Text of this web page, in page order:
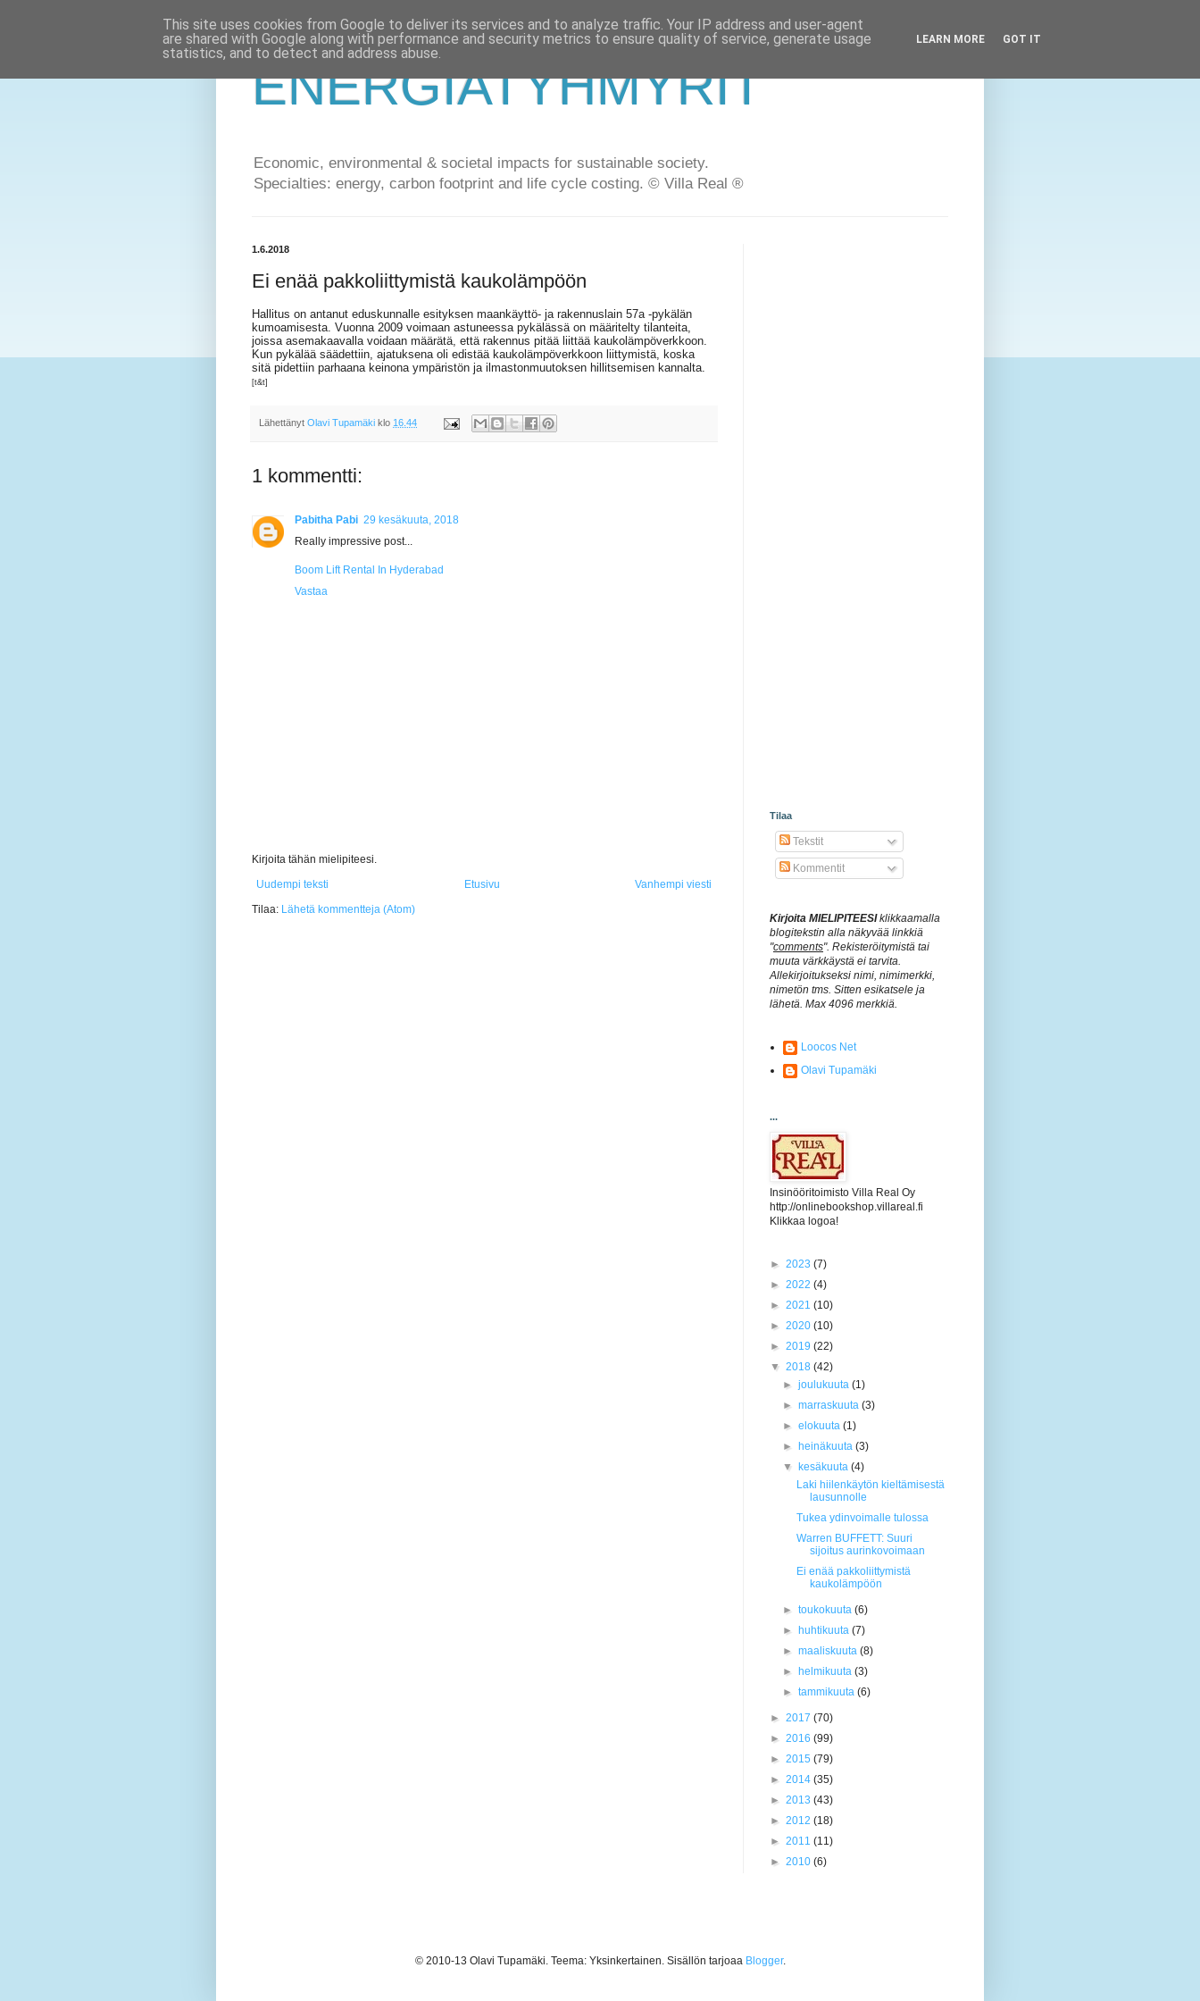
ENERGIATYHMYRIT
Economic, environmental & societal impacts for sustainable society.
Specialties: energy, carbon footprint and life cycle costing. © Villa Real ®
1.6.2018
Ei enää pakkoliittymistä kaukolämpöön
Hallitus on antanut eduskunnalle esityksen maankäyttö- ja rakennuslain 57a -pykälän
kumoamisesta. Vuonna 2009 voimaan astuneessa pykälässä on määritelty tilanteita,
joissa asemakaavalla voidaan määrätä, että rakennus pitää liittää kaukolämpöverkkoon.
Kun pykälää säädettiin, ajatuksena oli edistää kaukolämpöverkkoon liittymistä, koska
sitä pidettiin parhaana keinona ympäristön ja ilmastonmuutoksen hillitsemisen kannalta.
[t&t]
Lähettänyt Olavi Tupamäki klo 16.44
1 kommentti:
Pabitha Pabi 29 kesäkuuta, 2018
Really impressive post...
Boom Lift Rental In Hyderabad
Vastaa
Kirjoita tähän mielipiteesi.
Uudempi teksti
Vanhempi viesti
Etusivu
Tilaa: Lähetä kommentteja (Atom)
Tilaa
Tekstit
Kommentit
Kirjoita MIELIPITEESIklikkaamalla
blogitekstin alla näkyvää linkkiä
"comments". Rekisteröitymistä tai
muuta värkkäystä ei tarvita.
Allekirjoitukseksi nimi, nimimerkki,
nimetön tms. Sitten esikatsele ja
lähetä. Max 4096 merkkiä.
Loocos Net
Olavi Tupamäki
...
Insinööritoimisto Villa Real Oy
http://onlinebookshop.villareal.fi
Klikkaa logoa!
► 2023 (7)
► 2022 (4)
► 2021 (10)
► 2020 (10)
► 2019 (22)
▼ 2018 (42)
►joulukuuta(1)
►marraskuuta(3)
►elokuuta(1)
►
heinäkuuta(3)
▼
kesäkuuta(4)
Laki hiilenkäytön kieltämisestä
lausunnolle
Tukea ydinvoimalle tulossa
Warren BUFFETT: Suuri
sijoitus aurinkovoimaan
Ei enää pakkoliittymistä
kaukolämpöön
►toukokuuta(6)
►
huhtikuuta(7)
►maaliskuuta(8)
►
helmikuuta(3)
►tammikuuta(6)
► 2017 (70)
► 2016 (99)
► 2015 (79)
► 2014 (35)
► 2013 (43)
► 2012 (18)
► 2011 (11)
► 2010 (6)
© 2010-13 Olavi Tupamäki. Teema: Yksinkertainen. Sisällön tarjoaa Blogger.
This site uses cookies from Google to deliver its services and to analyze traffic. Your IP address and user-agent
are shared with Google along with performance and security metrics to ensure quality of service, generate usage
statistics, and to detect and address abuse.
LEARN MORE GOT IT